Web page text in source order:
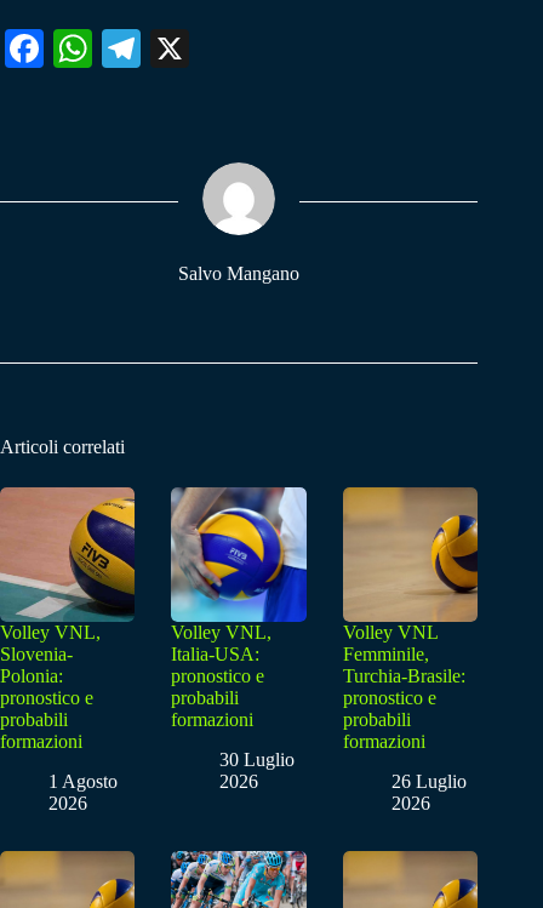
Fa W
pp
Te
m
Salvo Mangano
Articoli correlati
Volley VNL,
Slovenia-
Polonia:
pronostico e
probabili
formazioni
1 Agosto
2026
Volley VNL,
Italia-USA:
pronostico e
probabili
formazioni
30 Luglio
2026
Volley VNL
Femminile,
Turchia-Brasile:
pronostico e
probabili
formazioni
26 Luglio
2026